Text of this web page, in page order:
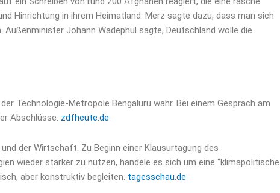
Hinrichtung in ihrem Heimatland. Merz sagte dazu, dass man sich
Johann Wadephul sagte, Deutschland wolle die
Technologie-Metropole Bengaluru wahr. Bei einem Gespräch am
Abschlüsse. zdfheute.de
der Wirtschaft. Zu Beginn einer Klausurtagung des
wieder stärker zu nutzen, handele es sich um eine “klimapolitische
aber konstruktiv begleiten. tagesschau.de